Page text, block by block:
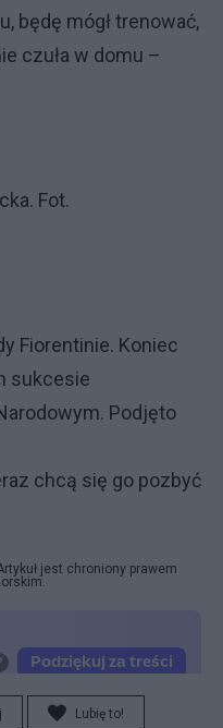
będę mógł trenować,
czuła w domu –
Fot.
Fiorentinie. Koniec
sukcesie
Podjęto
chcą się go pozbyć
jest chroniony prawem
Lubię to!